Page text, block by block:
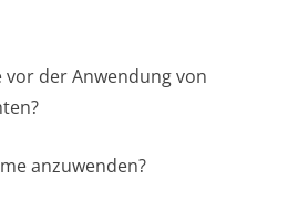
vor der Anwendung von
anzuwenden?